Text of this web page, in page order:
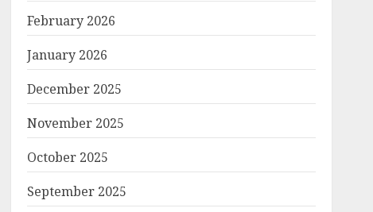
February 2026
January 2026
December 2025
November 2025
October 2025
September 2025